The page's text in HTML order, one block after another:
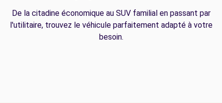
De la citadine économique au SUV familial en passant par
l'utilitaire, trouvez le véhicule parfaitement adapté à votre
besoin.